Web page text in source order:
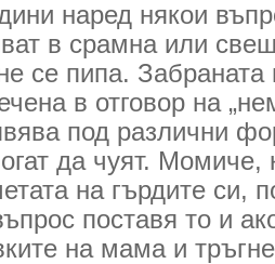
наред някои
в срамна или
се пипа. Забраната
в отговор на
под различни
да чуят. Момиче,
на гърдите си,
поставя то и
на мама и